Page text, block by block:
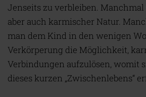
Jenseits zu verbleiben. Manchmal
aber auch karmischer Natur.
man dem Kind in den wenigen
Verkörperung die Möglichkeit,
Verbindungen aufzulösen, womit
dieses kurzen „Zwischenlebens“